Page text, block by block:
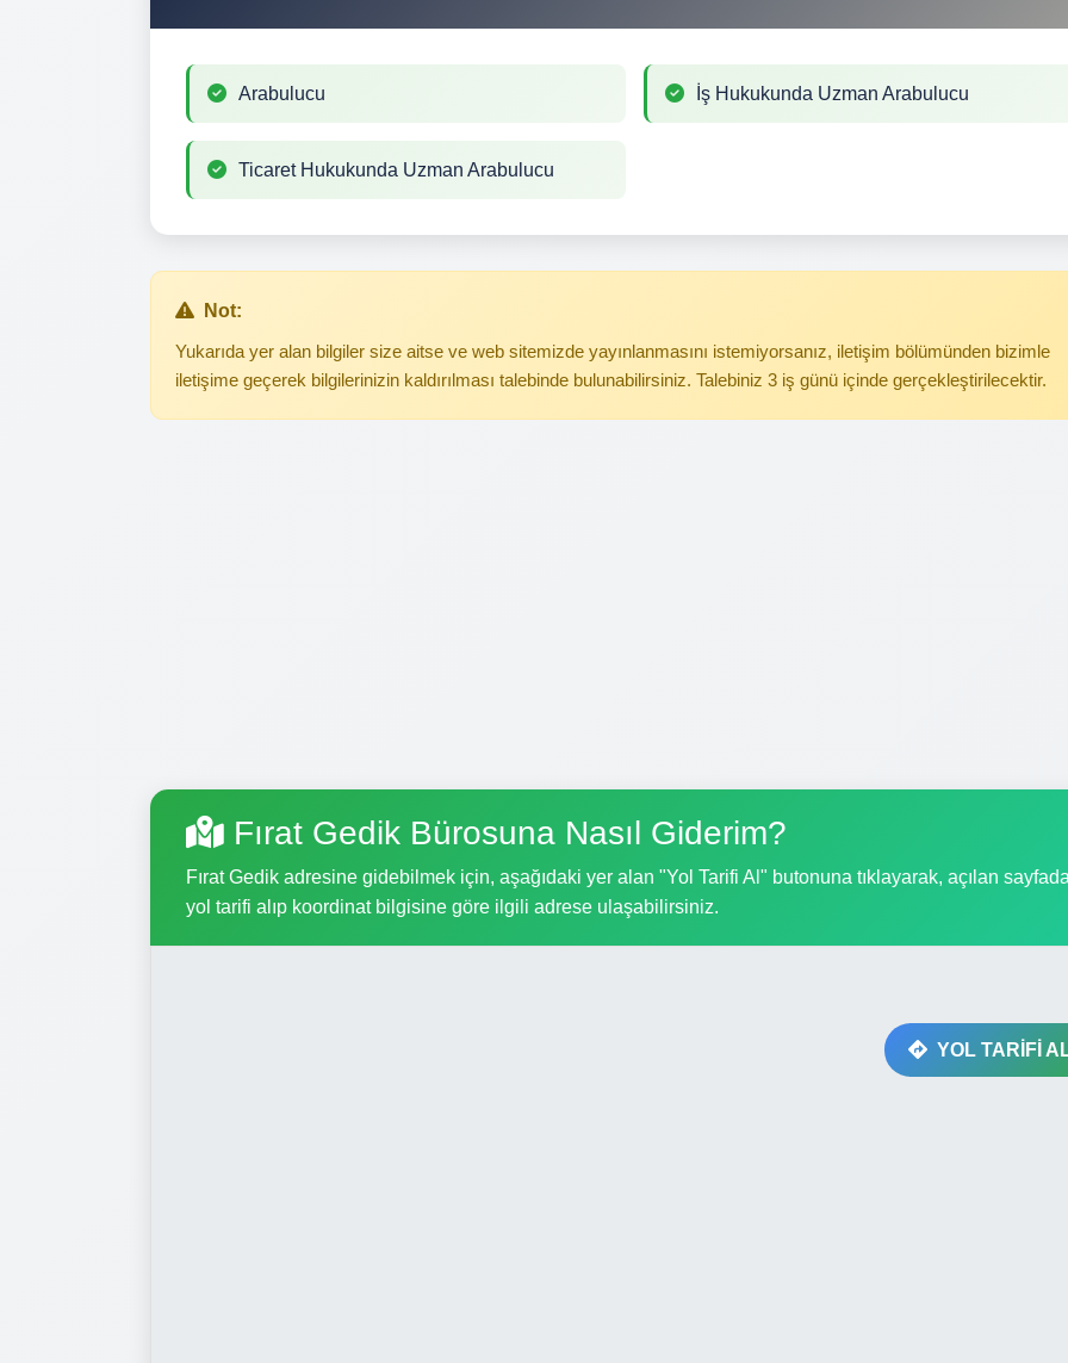
Arabulucu İş Hukukunda Uzman Arabulucu
Ticaret Hukukunda Uzman Arabulucu
Not:
Yukarıda yer alan bilgiler size aitse ve web sitemizde yayınlanmasını istemiyorsanız, iletişim bölümünden bizimle
iletişime geçerek bilgilerinizin kaldırılması talebinde bulunabilirsiniz. Talebiniz 3 iş günü içinde gerçekleştirilecektir.
Fırat Gedik Bürosuna Nasıl Giderim?
Fırat Gedik adresine gidebilmek için, aşağıdaki yer alan "Yol Tarifi Al" butonuna tıklayarak, açılan
yol tarifi alıp koordinat bilgisine göre ilgili adrese ulaşabilirsiniz.
YOL TARİFİ